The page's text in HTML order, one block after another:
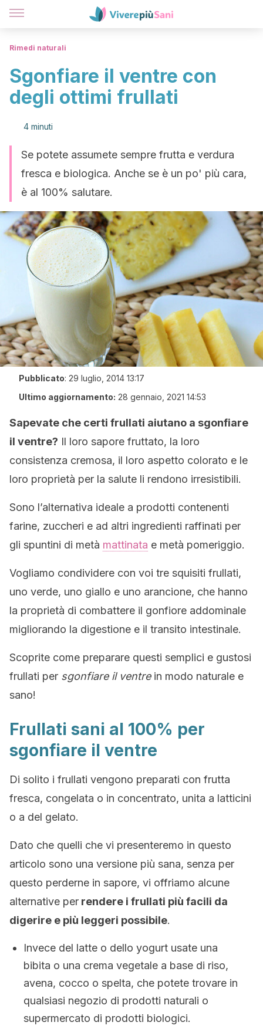
Rimedi naturali
Sgonfiare il ventre con
degli ottimi frullati
4 minuti
Se potete assumete sempre frutta e verdura
fresca e biologica. Anche se è un po' più cara,
è al 100% salutare.
Pubblicato: 29 luglio, 2014 13:17
Ultimo aggiornamento: 28 gennaio, 2021 14:53
Sapevate che certi frullati aiutano a sgonfiare
il ventre? Il loro sapore fruttato, la loro
consistenza cremosa, il loro aspetto colorato e le
loro proprietà per la salute li rendono irresistibili.
Sono l’alternativa ideale a prodotti contenenti
farine, zuccheri e ad altri ingredienti raffinati per
gli spuntini di metà mattinata e metà pomeriggio.
Vogliamo condividere con voi tre squisiti frullati,
uno verde, uno giallo e uno arancione, che hanno
la proprietà di combattere il gonfiore addominale
migliorando la digestione e il transito intestinale.
Scoprite come preparare questi semplici e gustosi
frullati per sgonfiare il ventrein modo naturale e
sano!
Frullati sani al 100% per
sgonfiare il ventre
Di solito i frullati vengono preparati con frutta
fresca, congelata o in concentrato, unita a latticini
o a del gelato.
Dato che quelli che vi presenteremo in questo
articolo sono una versione più sana, senza per
questo perderne in sapore, vi offriamo alcune
alternative per rendere i frullati più facili da
digerire e più leggeri possibile.
Invece del latte o dello yogurt usate una
bibita o una crema vegetale a base di riso,
avena, cocco o spelta, che potete trovare in
qualsiasi negozio di prodotti naturali o
supermercato di prodotti biologici.